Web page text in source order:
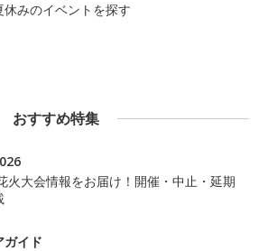
休みのイベントを探す
おすすめ特集
火大会情報をお届け！開催・中止・延期
ガイド